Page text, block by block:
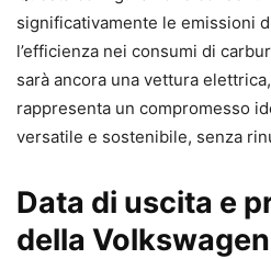
significativamente le emissioni
l’efficienza nei consumi di
sarà ancora una vettura
rappresenta un compromesso
versatile e sostenibile, senza
Data di uscita e
della